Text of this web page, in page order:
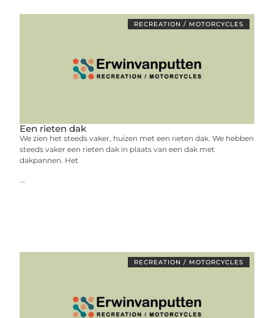
RECREATION / MOTORCYCLES
Een rieten dak
We zien het steeds vaker, huizen met een rieten dak. We hebben
steeds vaker een rieten dak in plaats van een dak met
dakpannen. Het
RECREATION / MOTORCYCLES